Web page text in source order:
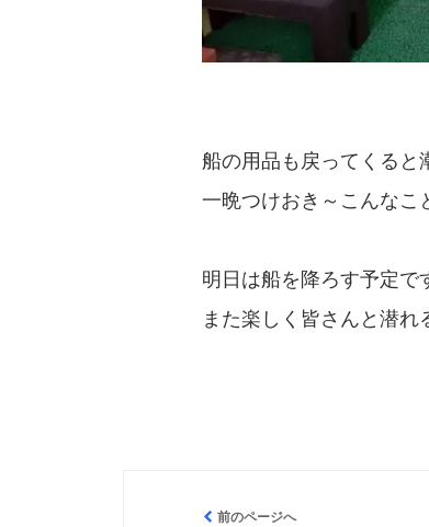
船の用品も戻ってくると
一晩つけおき～こんなこ
明日は船を降ろす予定で
また楽しく皆さんと潜
前のページへ